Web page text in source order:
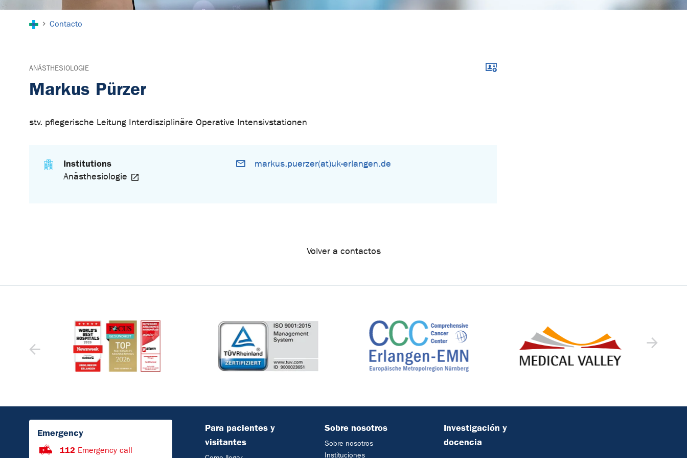
Contacto
ANÄSTHESIOLOGIE
Markus Pürzer
stv. pflegerische Leitung Interdisziplinäre Operative Intensivstationen
Download xcf file
Institutions
Anästhesiologie
markus.puerzer(at)uk-erlangen.de
Volver a contactos
Emergency
112 Emergency call
Para pacientes y
visitantes
Sobre nosotros
Sobre nosotros
Instituciones
Investigación y
docencia